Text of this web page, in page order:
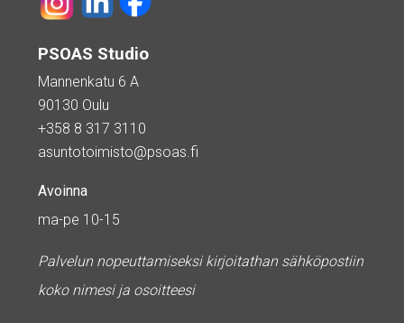
PSOAS Studio
Mannenkatu 6 A
90130 Oulu
+358 8 317 3110
asuntotoimisto@psoas.fi
Avoinna
ma-pe 10-15
Palvelun nopeuttamiseksi kirjoitathan sähköpostiin
koko nimesi ja osoitteesi